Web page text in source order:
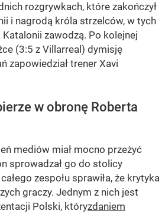
rozgrywkach, które zakończył
i nagrodą króla strzelców, w tych
zawodzą. Po kolejnej
(3:5 z Villarreal) dymisję
zapowiedział trener Xavi
w obronę Roberta
mediów miał mocno przeżyć
sprowadzał go do stolicy
zespołu sprawiła, że krytyka
graczy. Jednym z nich jest
Polski, któryzdaniem